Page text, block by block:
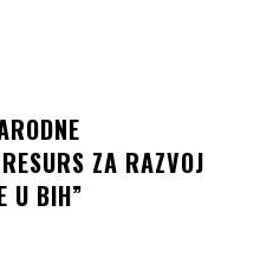
ZA RAZVOJ
U BIH”